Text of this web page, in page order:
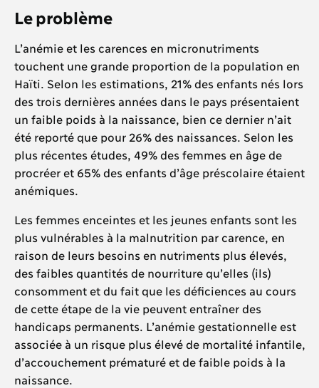
Le problème
L’anémie et les carences en micronutriments
touchent une grande proportion de la population en
Haïti. Selon les estimations, 21% des enfants nés lors
des trois dernières années dans le pays présentaient
un faible poids à la naissance, bien ce dernier n’ait
été reporté que pour 26% des naissances. Selon les
plus récentes études, 49% des femmes en âge de
procréer et 65% des enfants d’âge préscolaire étaient
anémiques.
Les femmes enceintes et les jeunes enfants sont les
plus vulnérables à la malnutrition par carence, en
raison de leurs besoins en nutriments plus élevés,
des faibles quantités de nourriture qu’elles (ils)
consomment et du fait que les déficiences au cours
de cette étape de la vie peuvent entraîner des
handicaps permanents. L’anémie gestationnelle est
associée à un risque plus élevé de mortalité infantile,
d’accouchement prématuré et de faible poids à la
naissance.